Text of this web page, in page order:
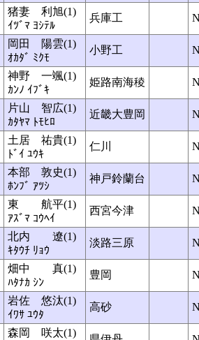
猪妻 利旭(1)
ｲﾂﾞﾏ ﾖｼﾃﾙ
兵庫工
岡田 陽雲(1)
ｵｶﾀﾞ ﾐｸﾓ
小野工
神野 一颯(1)
ｶﾝﾉ ｲﾌﾞｷ
姫路南海稜
片山 智広(1)
ｶﾀﾔﾏ ﾄﾓﾋﾛ
近畿大豊岡
土居 祐貴(1)
ﾄﾞｲ ﾕｳｷ
仁川
本部 敦史(1)
ﾎﾝﾌﾞ ｱﾂｼ
神戸鈴蘭台
東 航平(1)
ｱｽﾞﾏ ｺｳﾍｲ
西宮今津
北内 遼(1)
ｷﾀｳﾁ ﾘｮｳ
淡路三原
畑中 真(1)
ﾊﾀﾅｶ ｼﾝ
豊岡
岩佐 悠汰(1)
ｲﾜｻ ﾕｳﾀ
高砂
森岡 咲太(1)